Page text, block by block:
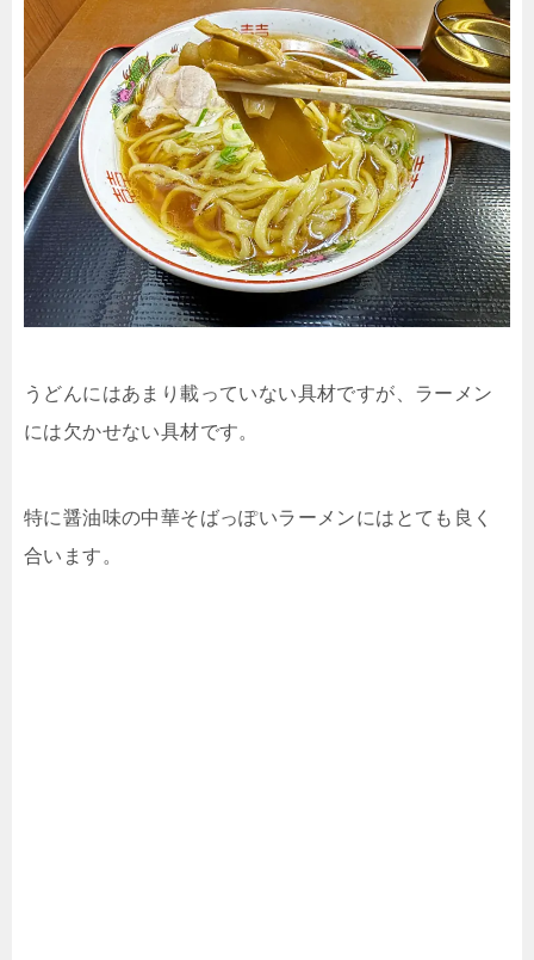
うどんにはあまり載っていない具材ですが、ラーメン
には欠かせない具材です。
特に醤油味の中華そばっぽいラーメンにはとても良く
合います。